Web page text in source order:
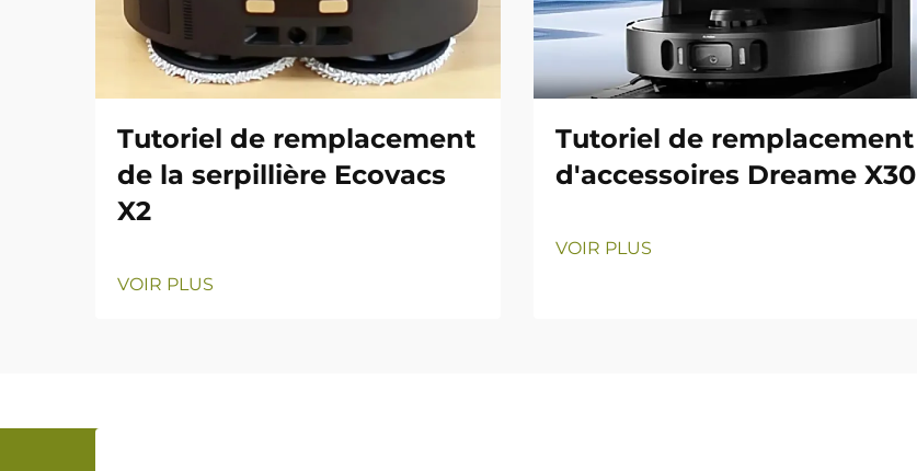
Tutoriel de remplacement
de la serpillière Ecovacs
X2
VOIR PLUS
Tutoriel de remplacement
d'accessoires Dreame X30
VOIR PLUS